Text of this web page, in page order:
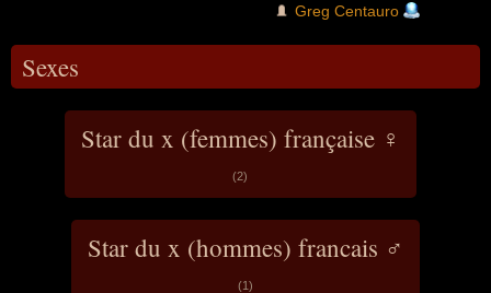
Greg Centauro
Sexes
Star du x (femmes) française ♀
(2)
Star du x (hommes) francais ♂
(1)